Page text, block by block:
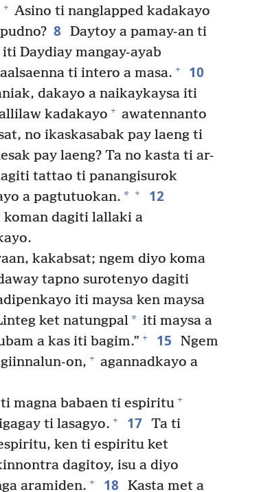
+ Asino ti nanglapped kadakayo
8 Daytoy a pamay-an ti
Daydiay mangay-ayab
ti intero a masa. + 10
dakayo a naikaykaysa iti
kadakayo + awatennanto
no ikaskasabak pay laeng ti
pay laeng? Ta no kasta ti ar-
tattao ti panangisurok
a pagtutuokan. * + 12
koman dagiti lallaki a
kakabsat; ngem diyo koma
tapno surotenyo dagiti
iti maysa ken maysa
ket natungpal* iti maysa a
a kas iti bagim.” + 15
Ngem
on, + agannadkayo a
magna babaen ti espiritu +
ti lasagyo. + 17 Ta ti
ken ti espiritu ket
dagitoy, isu a diyo
aramiden. + 18 Kasta met a